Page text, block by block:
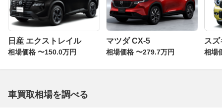
日産 エクストレイル
相場価格 〜150.0万円
マツダ CX-5
相場価格 〜279.7万円
ス
相場
車買取相場を調べる